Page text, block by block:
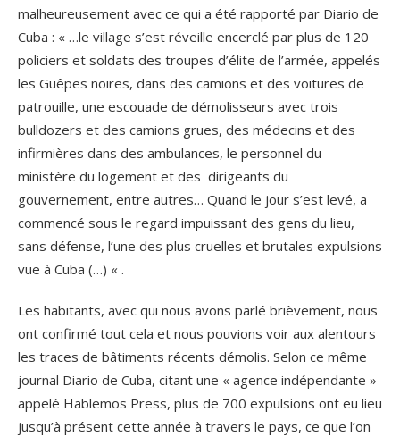
malheureusement avec ce qui a été rapporté par Diario de
Cuba : « …le village s’est réveille encerclé par plus de 120
policiers et soldats des troupes d’élite de l’armée, appelés
les Guêpes noires, dans des camions et des voitures de
patrouille, une escouade de démolisseurs avec trois
bulldozers et des camions grues, des médecins et des
infirmières dans des ambulances, le personnel du
ministère du logement et des dirigeants du
gouvernement, entre autres… Quand le jour s’est levé, a
commencé sous le regard impuissant des gens du lieu,
sans défense, l’une des plus cruelles et brutales expulsions
vue à Cuba (…) « .
Les habitants, avec qui nous avons parlé brièvement, nous
ont confirmé tout cela et nous pouvions voir aux alentours
les traces de bâtiments récents démolis. Selon ce même
journal Diario de Cuba, citant une « agence indépendante »
appelé Hablemos Press, plus de 700 expulsions ont eu lieu
jusqu’à présent cette année à travers le pays, ce que l’on